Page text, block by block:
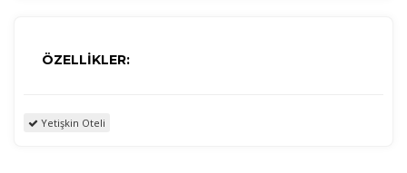
ÖZELLİKLER:
Yetişkin Oteli